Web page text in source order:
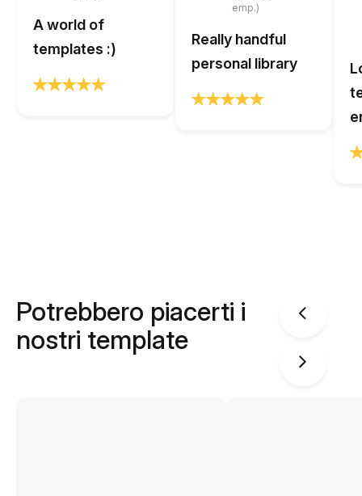
A world of
templates :)
emp.)
Really handful
personal library
Potrebbero piacerti i
nostri template